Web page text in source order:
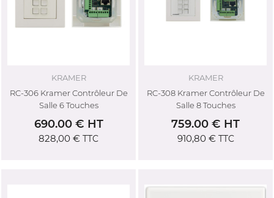
KRAMER
RC-306 Kramer Contrôleur De
Salle 6 Touches
690.00 € HT
828,00 € TTC
KRAMER
RC-308 Kramer Contrôleur De
Salle 8 Touches
759.00 € HT
910,80 €TTC